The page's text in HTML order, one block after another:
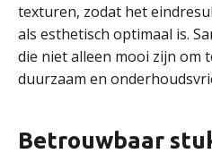
texturen, zodat het
als esthetisch optimaal is.
die niet alleen mooi zijn om
duurzaam en
Betrouwbaar